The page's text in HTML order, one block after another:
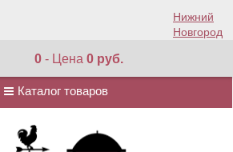
Нижний
Новгород
0 - Цена0 руб.
Каталог товаров